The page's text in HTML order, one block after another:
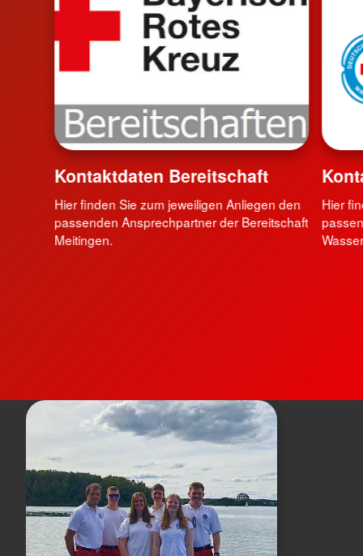
Kontaktdaten Bereitschaft
Hier finden Sie zum jeweiligen Anliegen den
passenden Ansprechpartner der Bereitschaft
Meitingen.
Hier